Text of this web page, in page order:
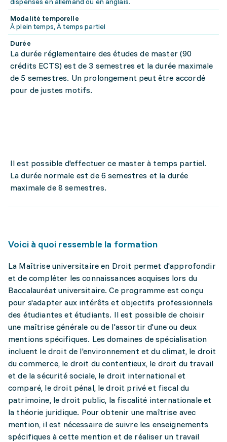
Modalité temporelle
À plein temps, À temps partiel
Durée
La durée réglementaire des études de master (90
crédits ECTS) est de 3 semestres et la durée maximale
de 5 semestres. Un prolongement peut être accordé
pour de justes motifs.
Il est possible d'effectuer ce master à temps partiel.
La durée normale est de 6 semestres et la durée
maximale de 8 semestres.
Voici à quoi ressemble la formation
La Maîtrise universitaire en Droit permet d'approfondir
et de compléter les connaissances acquises lors du
Baccalauréat universitaire. Ce programme est conçu
pour s'adapter aux intérêts et objectifs professionnels
des étudiantes et étudiants. Il est possible de choisir
une maîtrise générale ou de l'assortir d'une ou deux
mentions spécifiques. Les domaines de spécialisation
incluent le droit de l'environnement et du climat, le droit
du commerce, le droit du contentieux, le droit du travail
et de la sécurité sociale, le droit international et
comparé, le droit pénal, le droit privé et fiscal du
patrimoine, le droit public, la fiscalité internationale et
la théorie juridique. Pour obtenir une maîtrise avec
mention, il est nécessaire de suivre les enseignements
spécifiques à cette mention et de réaliser un travail